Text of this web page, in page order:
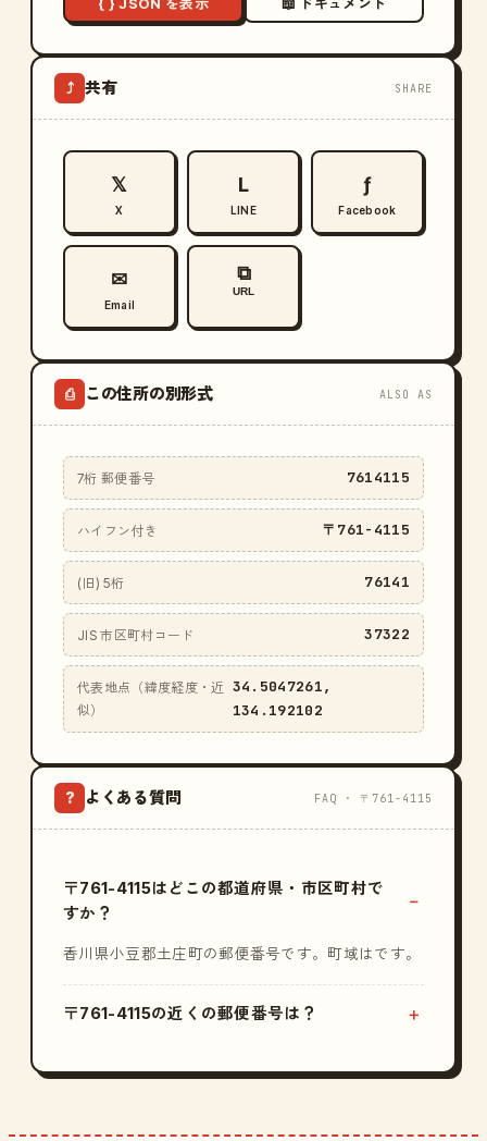
⤴ 共有 SHARE
𝕏
X
L
LINE
ƒ
Facebook
✉
Email
⧉
URL
⎙ この住所の別形式 ALSO AS
7桁 郵便番号 7614115
ハイフン付き 〒761-4115
(旧) 5桁 76141
JIS 市区町村コード 37322
代表地点（緯度経度・近
似）
34.5047261,
134.192102
? よくある質問 FAQ · 〒761-4115
〒761-4115はどこの都道府県・市区町村で
すか？
香川県小豆郡土庄町の郵便番号です。町域はです。
〒761-4115の近くの郵便番号は？